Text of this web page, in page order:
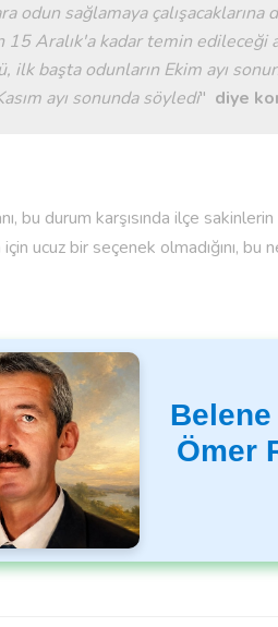
odun sağlamaya
15 Aralık'a kadar temin
ilk başta odunların Ekim ayı
ayı sonunda söyledi'' diye
bu durum karşısında ilçe
için ucuz bir seçenek olmadığını,
Ömer